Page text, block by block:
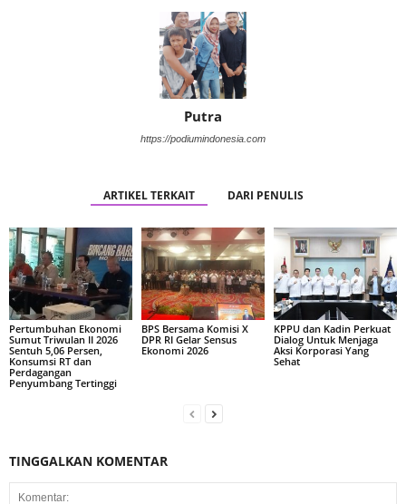
Putra
https://podiumindonesia.com
ARTIKEL TERKAIT DARI PENULIS
Pertumbuhan Ekonomi
Sumut Triwulan II 2026
Sentuh 5,06 Persen,
Konsumsi RT dan
Perdagangan
Penyumbang Tertinggi
BPS Bersama Komisi X
DPR RI Gelar Sensus
Ekonomi 2026
KPPU dan Kadin Perkuat
Dialog Untuk Menjaga
Aksi Korporasi Yang
Sehat
TINGGALKAN KOMENTAR